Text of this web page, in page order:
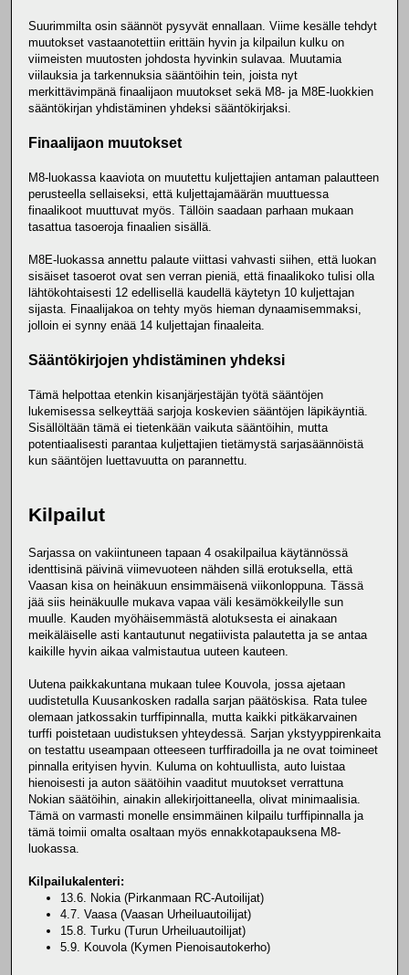
Suurimmilta osin säännöt pysyvät ennallaan. Viime kesälle tehdyt
muutokset vastaanotettiin erittäin hyvin ja kilpailun kulku on
viimeisten muutosten johdosta hyvinkin sulavaa. Muutamia
viilauksia ja tarkennuksia sääntöihin tein, joista nyt
merkittävimpänä finaalijaon muutokset sekä M8- ja M8E-luokkien
sääntökirjan yhdistäminen yhdeksi sääntökirjaksi.
Finaalijaon muutokset
M8-luokassa kaaviota on muutettu kuljettajien antaman palautteen
perusteella sellaiseksi, että kuljettajamäärän muuttuessa
finaalikoot muuttuvat myös. Tällöin saadaan parhaan mukaan
tasattua tasoeroja finaalien sisällä.
M8E-luokassa annettu palaute viittasi vahvasti siihen, että luokan
sisäiset tasoerot ovat sen verran pieniä, että finaalikoko tulisi olla
lähtökohtaisesti 12 edellisellä kaudellä käytetyn 10 kuljettajan
sijasta. Finaalijakoa on tehty myös hieman dynaamisemmaksi,
jolloin ei synny enää 14 kuljettajan finaaleita.
Sääntökirjojen yhdistäminen yhdeksi
Tämä helpottaa etenkin kisanjärjestäjän työtä sääntöjen
lukemisessa selkeyttää sarjoja koskevien sääntöjen läpikäyntiä.
Sisällöltään tämä ei tietenkään vaikuta sääntöihin, mutta
potentiaalisesti parantaa kuljettajien tietämystä sarjasäännöistä
kun sääntöjen luettavuutta on parannettu.
Kilpailut
Sarjassa on vakiintuneen tapaan 4 osakilpailua käytännössä
identtisinä päivinä viimevuoteen nähden sillä erotuksella, että
Vaasan kisa on heinäkuun ensimmäisenä viikonloppuna. Tässä
jää siis heinäkuulle mukava vapaa väli kesämökkeilylle sun
muulle. Kauden myöhäisemmästä alotuksesta ei ainakaan
meikäläiselle asti kantautunut negatiivista palautetta ja se antaa
kaikille hyvin aikaa valmistautua uuteen kauteen.
Uutena paikkakuntana mukaan tulee Kouvola, jossa ajetaan
uudistetulla Kuusankosken radalla sarjan päätöskisa. Rata tulee
olemaan jatkossakin turffipinnalla, mutta kaikki pitkäkarvainen
turffi poistetaan uudistuksen yhteydessä. Sarjan ykstyyppirenkaita
on testattu useampaan otteeseen turffiradoilla ja ne ovat toimineet
pinnalla erityisen hyvin. Kuluma on kohtuullista, auto luistaa
hienoisesti ja auton säätöihin vaaditut muutokset verrattuna
Nokian säätöihin, ainakin allekirjoittaneella, olivat minimaalisia.
Tämä on varmasti monelle ensimmäinen kilpailu turffipinnalla ja
tämä toimii omalta osaltaan myös ennakkotapauksena M8-
luokassa.
Kilpailukalenteri:
13.6. Nokia (Pirkanmaan RC-Autoilijat)
4.7. Vaasa (Vaasan Urheiluautoilijat)
15.8. Turku (Turun Urheiluautoilijat)
5.9. Kouvola (Kymen Pienoisautokerho)